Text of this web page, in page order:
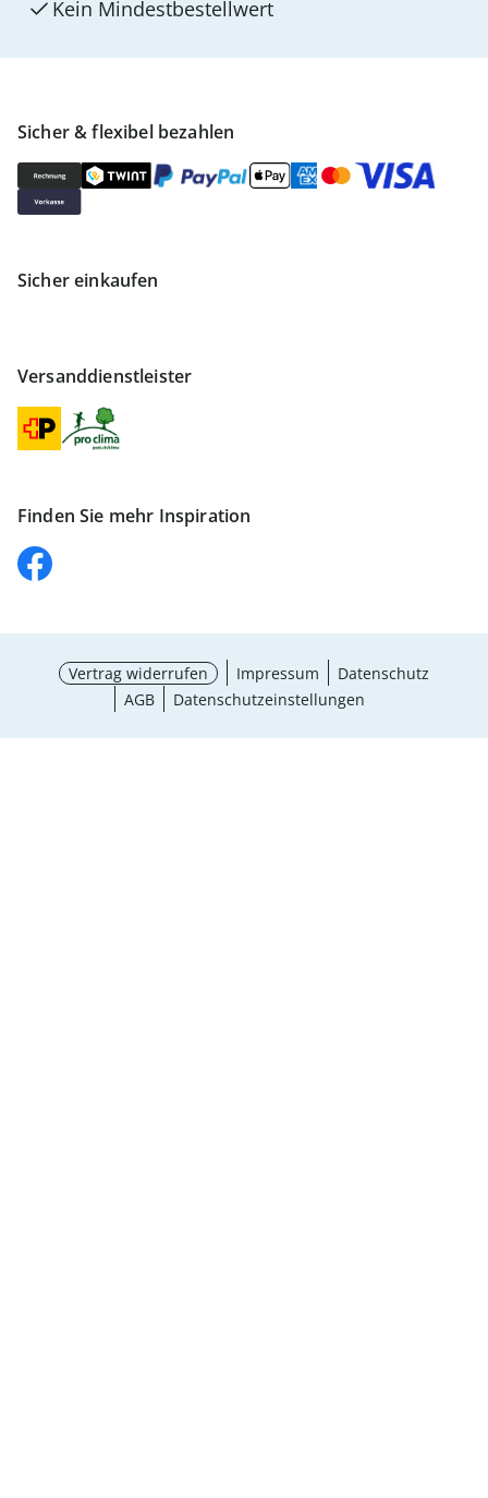
Sicher & flexibel bezahlen
Sicher einkaufen
Versanddienstleister
Finden Sie mehr Inspiration
Kein Mindest­bestellwert
Vertrag widerrufen Impressum
Datenschutz
AGB
Datenschutzeinstellungen